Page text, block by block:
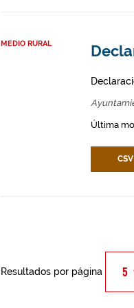
MEDIO RURAL
Última
CSV
Resultados por página